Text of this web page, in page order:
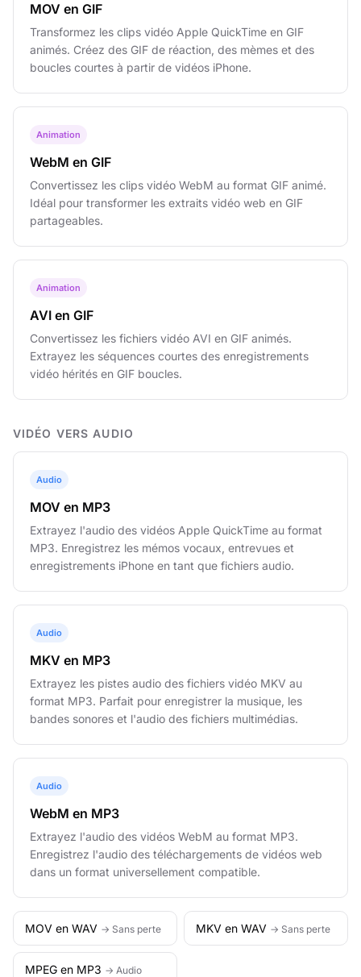
MOV en GIF
Transformez les clips vidéo Apple QuickTime en GIF
animés. Créez des GIF de réaction, des mèmes et des
boucles courtes à partir de vidéos iPhone.
Animation
WebM en GIF
Convertissez les clips vidéo WebM au format GIF animé.
Idéal pour transformer les extraits vidéo web en GIF
partageables.
Animation
AVI en GIF
Convertissez les fichiers vidéo AVI en GIF animés.
Extrayez les séquences courtes des enregistrements
vidéo hérités en GIF boucles.
VIDÉO VERS AUDIO
Audio
MOV en MP3
Extrayez l'audio des vidéos Apple QuickTime au format
MP3. Enregistrez les mémos vocaux, entrevues et
enregistrements iPhone en tant que fichiers audio.
Audio
MKV en MP3
Extrayez les pistes audio des fichiers vidéo MKV au
format MP3. Parfait pour enregistrer la musique, les
bandes sonores et l'audio des fichiers multimédias.
Audio
WebM en MP3
Extrayez l'audio des vidéos WebM au format MP3.
Enregistrez l'audio des téléchargements de vidéos web
dans un format universellement compatible.
MOV en WAV → Sans perte MKV en WAV → Sans perte
MPEG en MP3 → Audio